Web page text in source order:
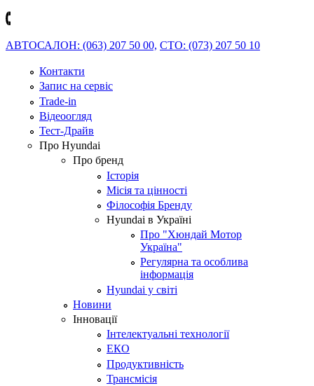
АВТОСАЛОН: (063) 207 50 00, СТО: (073) 207 50 10
Контакти
Запис на сервіс
Trade-in
Відеоогляд
Тест-Драйв
Про Hyundai
Про бренд
Історія
Місія та цінності
Філософія Бренду
Hyundai в Україні
Про "Хюндай Мотор
Україна"
Регулярна та особлива
інформація
Hyundai у світі
Новини
Інновації
Інтелектуальні технології
ЕКО
Продуктивність
Трансмісія